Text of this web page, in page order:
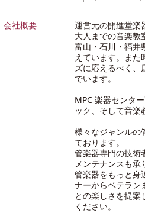
会社概要
運営元の開進堂楽
大人までの音楽教
富山・石川・福井
えています。また
ズに応えるべく、
でいます。
MPC 楽器センタ
ック、そして音楽
様々なジャンルの
ております。
管楽器専門の技術
メンテナンスも承
管楽器をもっと身
ナーからベテラン
との楽しさを提案
ください。